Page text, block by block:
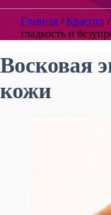
Главная /Красота /
гладкость и
Восковая
кожи